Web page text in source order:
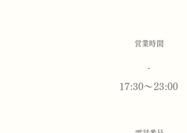
営業時間
-
17:30～23:00